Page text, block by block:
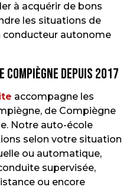
à acquérir de bons
les situations de
conducteur autonome
depuis 2017
accompagne les
de Compiègne
Notre auto-école
selon votre situation
ou automatique,
supervisée,
ou encore